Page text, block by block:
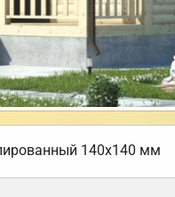
140х140 мм